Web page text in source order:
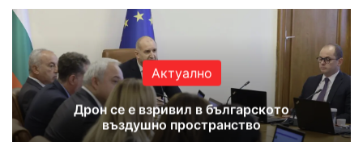
te bo
ub ra
Актуално
Дрон се е взривил в българското
въздушно пространство